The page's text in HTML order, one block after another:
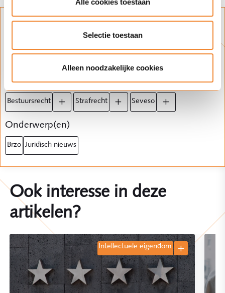
Alle cookies toestaan
Selectie toestaan
Alleen noodzakelijke cookies
Klik op het plusje en schrijf je in voor
updates over dit onderwerp.
Expertise(s)
bestuursrecht strafrecht seveso
Onderwerp(en)
brzo juridisch nieuws
Ook interesse in deze
artikelen?
intellectuele eigendom